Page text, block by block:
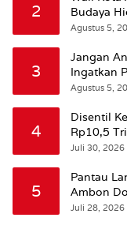
2
Budaya
Agustus 5,
3
Jangan
Ingatkan
Agustus 5,
4
Disentil
Rp10,5
Beri
Juli 30, 2026
5
Pantau
Ambon
Leitimur
Juli 28, 2026